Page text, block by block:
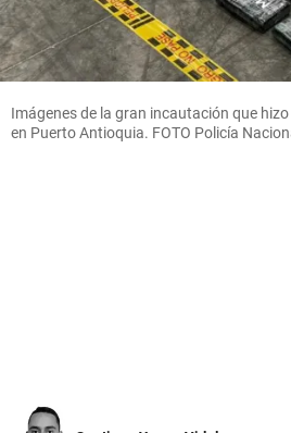
Imágenes de la gran incautación que
en Puerto Antioquia. FOTO Policía